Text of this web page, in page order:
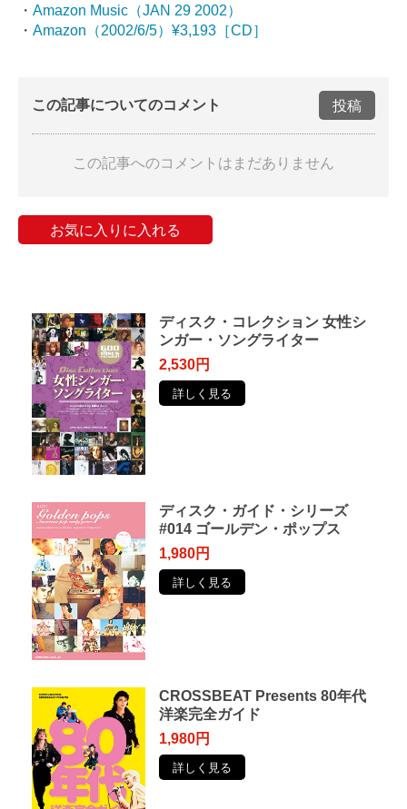
・ Amazon Music（JAN 29 2002）
・ Amazon（2002/6/5）¥3,193［CD］
この記事についてのコメント 投稿
この記事へのコメントはまだありません
お気に入りに入れる
ディスク・コレクション 女性シ
ンガー・ソングライター
2,530円
詳しく見る
ディスク・ガイド・シリーズ
#014 ゴールデン・ポップス
1,980円
詳しく見る
CROSSBEAT Presents 80年代
洋楽完全ガイド
1,980円
詳しく見る